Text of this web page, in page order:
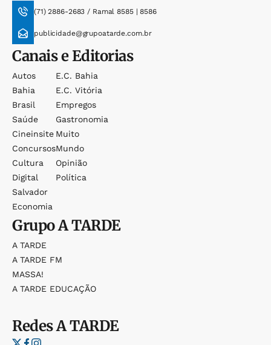
(71) 2886-2683 / Ramal 8585 | 8586
publicidade@grupoatarde.com.br
Canais e Editorias
Autos
Bahia
Brasil
Saúde
Cineinsite
Concursos
Cultura
Digital
Salvador
Economia
E.c. Bahia
E.c. Vitória
Empregos
Gastronomia
Muito
Mundo
Opinião
Política
GrupoA TARDE
A TARDE
A TARDE FM
MASSA!
A TARDE EDUCAÇÃO
RedesA TARDE